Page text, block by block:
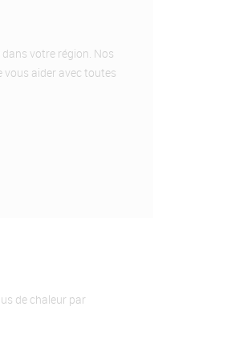
votre région. Nos
aider avec toutes
de chaleur par